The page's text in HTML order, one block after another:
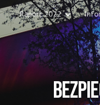
Skip to main
Raport 2022